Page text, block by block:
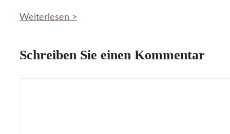
Weiterlesen >
Schreiben Sie einen Kommentar